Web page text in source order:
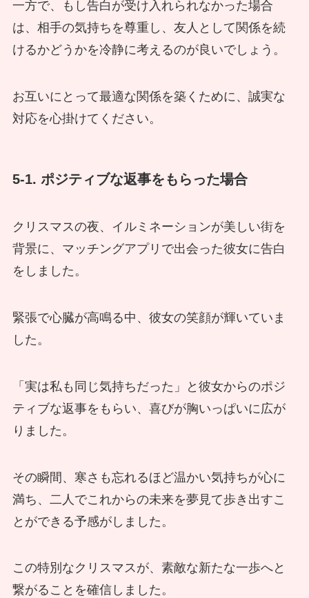
一方で、もし告白が受け入れられなかった場合
は、相手の気持ちを尊重し、友人として関係を続
けるかどうかを冷静に考えるのが良いでしょう。
お互いにとって最適な関係を築くために、誠実な
対応を心掛けてください。
5-1. ポジティブな返事をもらった場合
クリスマスの夜、イルミネーションが美しい街を
背景に、マッチングアプリで出会った彼女に告白
をしました。
緊張で心臓が高鳴る中、彼女の笑顔が輝いていま
した。
「実は私も同じ気持ちだった」と彼女からのポジ
ティブな返事をもらい、喜びが胸いっぱいに広が
りました。
その瞬間、寒さも忘れるほど温かい気持ちが心に
満ち、二人でこれからの未来を夢見て歩き出すこ
とができる予感がしました。
この特別なクリスマスが、素敵な新たな一歩へと
繋がることを確信しました。